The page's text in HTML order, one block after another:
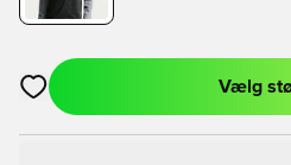
Åbner en Modal til at logge ind
Vælg